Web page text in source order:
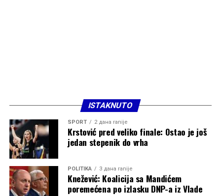
ISTAKNUTO
SPORT 2 дана ranije
Krstović pred veliko finale: Ostao je još
jedan stepenik do vrha
POLITIKA 3 дана ranije
Knežević: Koalicija sa Mandićem
poremećena po izlasku DNP-a iz Vlade